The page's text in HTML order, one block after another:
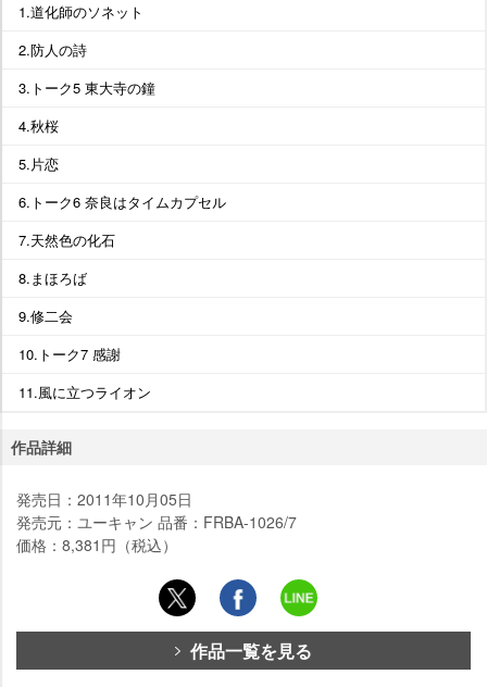
1.道化師のソネット
2.防人の詩
3.トーク5 東大寺の鐘
4.秋桜
5.片恋
6.トーク6 奈良はタイムカプセル
7.天然色の化石
8.まほろば
9.修二会
10.トーク7 感謝
11.風に立つライオン
作品詳細
発売日：2011年10月05日
発売元：ユーキャン 品番：FRBA-1026/7
価格：8,381円（税込）
作品一覧を見る